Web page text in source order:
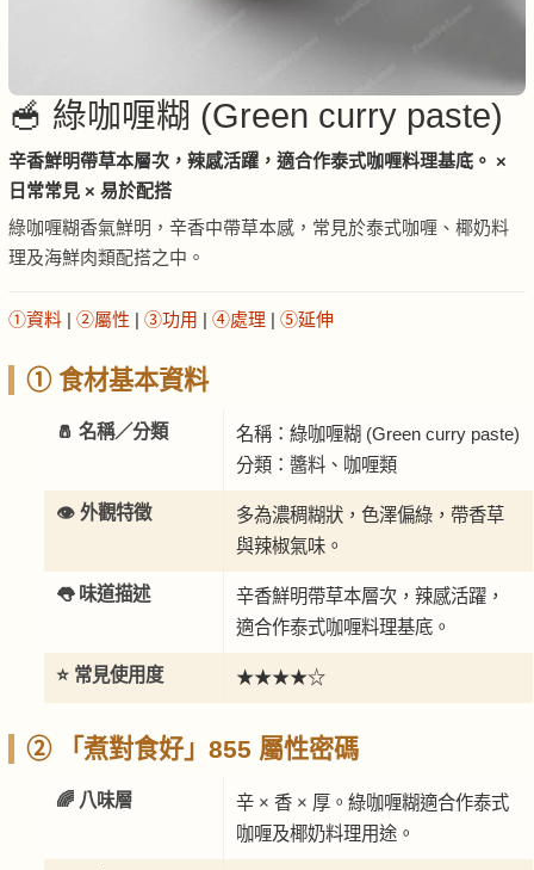
🥣 綠咖喱糊 (Green curry paste)
辛香鮮明帶草本層次，辣感活躍，適合作泰式咖喱料理基底。 ×
日常常見 × 易於配搭
綠咖喱糊香氣鮮明，辛香中帶草本感，常見於泰式咖喱、椰奶料
理及海鮮肉類配搭之中。
①資料 | ②屬性 | ③功用 | ④處理 | ⑤延伸
① 食材基本資料
🧂 名稱／分類
名稱：綠咖喱糊 (Green curry paste)
分類：醬料、咖喱類
👁️ 外觀特徵
多為濃稠糊狀，色澤偏綠，帶香草
與辣椒氣味。
👅 味道描述
辛香鮮明帶草本層次，辣感活躍，
適合作泰式咖喱料理基底。
⭐ 常見使用度 ★★★★☆
② 「煮對食好」855 屬性密碼
🌈 八味層
辛 × 香 × 厚。綠咖喱糊適合作泰式
咖喱及椰奶料理用途。